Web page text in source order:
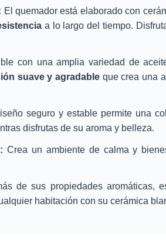
El quemador está elaborado con
a lo largo del tiempo.
con una amplia variedad de
suave y agradable que crea una
seguro y estable permite una
disfrutas de su aroma y belleza.
Crea un ambiente de calma y
de sus propiedades aromáticas,
habitación con su cerámica